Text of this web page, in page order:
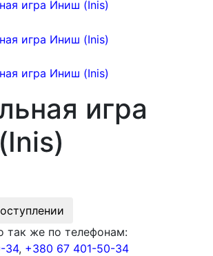
игра
так же по телефонам:
34, +380 67 401-50-34